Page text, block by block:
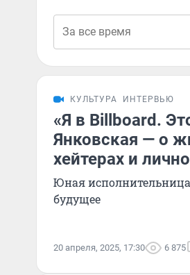
КУЛЬТУРА ИНТЕРВЬЮ
«Я в Billboard.
Янковская — о
хейтерах и
Юная
будущее
20 апреля, 2025, 17:30 6 875